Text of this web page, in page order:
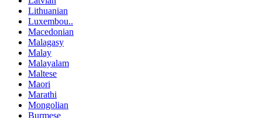
Lithuanian
Luxembou..
Macedonian
Malagasy
Malay
Malayalam
Maltese
Maori
Marathi
Mongolian
Burmese